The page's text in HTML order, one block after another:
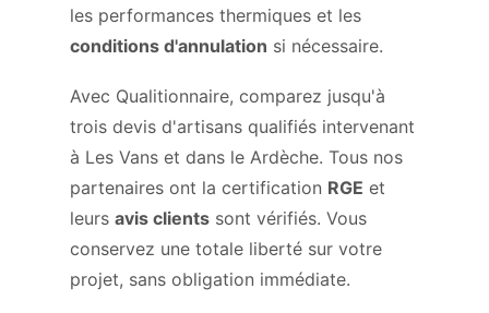
les performances thermiques et les
conditions d'annulation si nécessaire.
Avec Qualitionnaire, comparez jusqu'à
trois devis d'artisans qualifiés intervenant
à Les Vans et dans le Ardèche. Tous nos
partenaires ont la certification RGE et
leurs avis clients sont vérifiés. Vous
conservez une totale liberté sur votre
projet, sans obligation immédiate.